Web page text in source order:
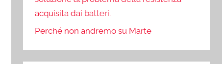
acquisita dai batteri.
Perché non andremo su Marte